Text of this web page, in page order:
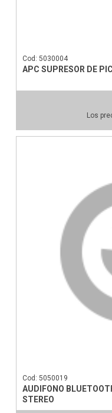
Cod: 5030004
APC SUPRESOR DE
Los
Cod: 5050019
AUDIFONO
STEREO